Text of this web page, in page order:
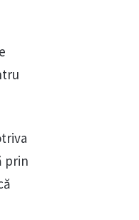
prin